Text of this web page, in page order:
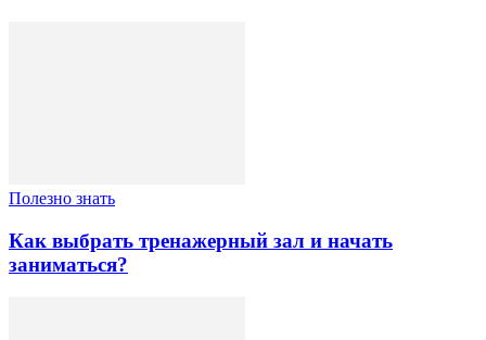
Полезно знать
Как выбрать тренажерный зал и начать
заниматься?